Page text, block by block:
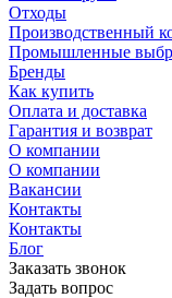
Отходы
Производственный
Промышленные
Бренды
Как купить
Оплата и доставка
Гарантия и возврат
О компании
О компании
Вакансии
Контакты
Контакты
Блог
Заказать звонок
Задать вопрос